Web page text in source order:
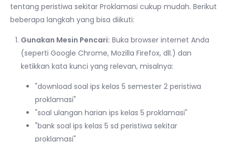
tentang peristiwa sekitar Proklamasi cukup mudah. Berikut
beberapa langkah yang bisa diikuti:
Gunakan Mesin Pencari: Buka browser internet Anda
(seperti Google Chrome, Mozilla Firefox, dll.) dan
ketikkan kata kunci yang relevan, misalnya:
"download soal ips kelas 5 semester 2 peristiwa
proklamasi"
"soal ulangan harian ips kelas 5 proklamasi"
"bank soal ips kelas 5 sd peristiwa sekitar
proklamasi"